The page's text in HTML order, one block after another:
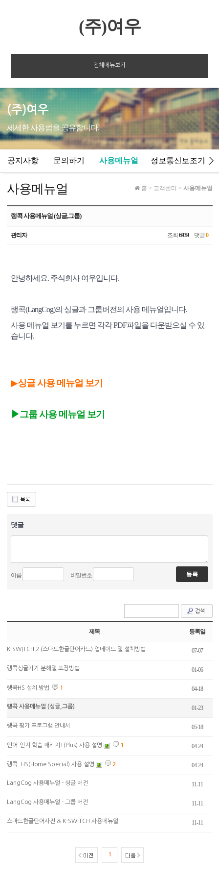
(주)여우
전체메뉴보기
(주)여우
세세한 사용법을 공유합니다.
공지사항 문의하기 사용메뉴얼 정보통신보조기기
사용메뉴얼 홈 > 고객센터 > 사용메뉴얼
랭콕 사용메뉴얼 (싱글,그룹)
관리자 조회 6939댓글0
안녕하세요. 주식회사 여우입니다.
랭콕(LangCog)의 싱글과 그룹버전의 사용 메뉴얼입니다.
사용 메뉴얼 보기를 누르면 각각 PDF파일을 다운받으실 수 있
습니다.
▶싱글 사용 메뉴얼 보기
▶그룹 사용 메뉴얼 보기
댓글
이름 비밀번호
제목 등록일
K-SWITCH 2 (스마트한글단어카드) 업데이트 및 설치방법 07-07
랭콕싱글기기 분해및 포장방법 01-06
랭콕HS 설치 방법 1 04-18
랭콕 사용메뉴얼 (싱글,그룹) 01-23
랭콕 평가 프로그램 안내서 05-18
언어-인지 학습 패키지+(Plus) 사용 설명 1 04-24
랭콕_HS(Home Special) 사용 설명 2 04-24
LangCog 사용메뉴얼 - 싱글 버전 11-11
LangCog 사용메뉴얼 - 그룹 버전 11-11
스마트한글단어사전 & K-SWITCH 사용메뉴얼 11-11
1